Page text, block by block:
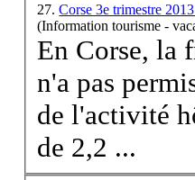
27.Corse 3e trimestre
(Information tourisme -
En Corse, la
n'a pas permis de rattraper le début d'année difficile. L'atonie
de l'activité hôtelière pèse sur le nombre de nuitées qui recule
de 2,2 ...